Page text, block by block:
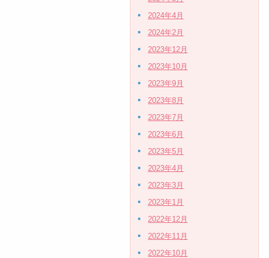
2024年4月
2024年2月
2023年12月
2023年10月
2023年9月
2023年8月
2023年7月
2023年6月
2023年5月
2023年4月
2023年3月
2023年1月
2022年12月
2022年11月
2022年10月